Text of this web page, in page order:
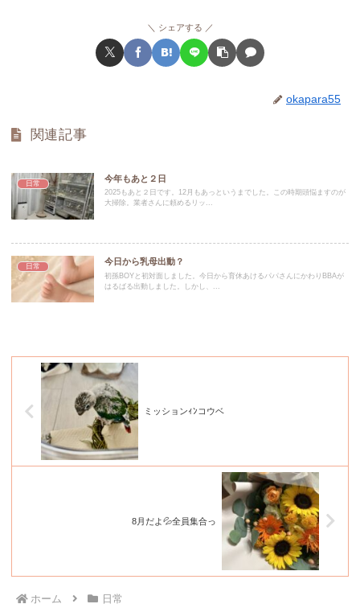
シェアする
okapara55
関連記事
日常
今年もあと２日
2025もあと２日です。12月もあっというまでした。この時期頭悩ますのが
大掃除。業者さんに頼めるリッ...
日常
今日から乳母出動？
初孫BOYと初対面しました。今日から育休あけるパパさんにかわりBBAが
はるばる出動しました。しかし、...
ミッションｨﾝコウベ
8月だよ💦全員集合っ
ホーム 日常